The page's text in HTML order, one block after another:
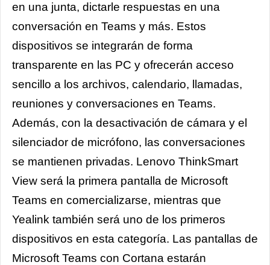
en una junta, dictarle respuestas en una
conversación en Teams y más. Estos
dispositivos se integrarán de forma
transparente en las PC y ofrecerán acceso
sencillo a los archivos, calendario, llamadas,
reuniones y conversaciones en Teams.
Además, con la desactivación de cámara y el
silenciador de micrófono, las conversaciones
se mantienen privadas. Lenovo ThinkSmart
View será la primera pantalla de Microsoft
Teams en comercializarse, mientras que
Yealink también será uno de los primeros
dispositivos en esta categoría. Las pantallas de
Microsoft Teams con Cortana estarán